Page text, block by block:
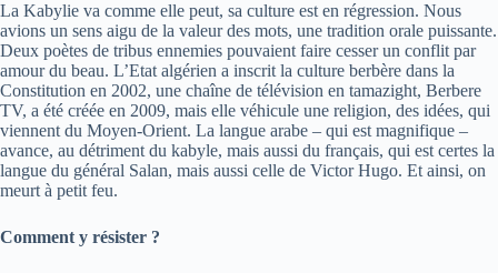
La Kabylie va comme elle peut, sa culture est en régression. Nous
avions un sens aigu de la valeur des mots, une tradition orale puissante.
Deux poètes de tribus ennemies pouvaient faire cesser un conflit par
amour du beau. L’Etat algérien a inscrit la culture berbère dans la
Constitution en 2002, une chaîne de télévision en tamazight, Berbere
TV, a été créée en 2009, mais elle véhicule une religion, des idées, qui
viennent du Moyen-Orient. La langue arabe – qui est magnifique –
avance, au détriment du kabyle, mais aussi du français, qui est certes la
langue du général Salan, mais aussi celle de Victor Hugo. Et ainsi, on
meurt à petit feu.
Comment y résister ?